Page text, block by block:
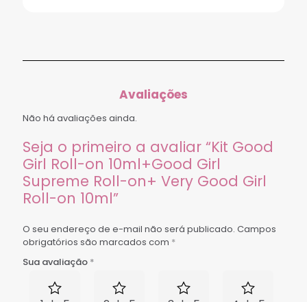
Avaliações
Não há avaliações ainda.
Seja o primeiro a avaliar “Kit Good
Girl Roll-on 10ml+Good Girl
Supreme Roll-on+ Very Good Girl
Roll-on 10ml”
O seu endereço de e-mail não será publicado. Campos
obrigatórios são marcados com *
Sua avaliação *